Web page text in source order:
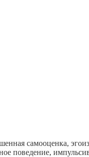
самооценка,
поведение,